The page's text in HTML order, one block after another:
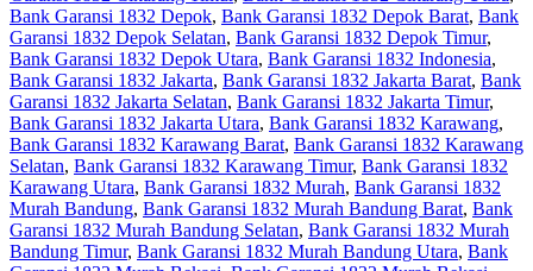
Bank Garansi 1832 Depok, Bank Garansi 1832 Depok Barat, Bank
Garansi 1832 Depok Selatan, Bank Garansi 1832 Depok Timur,
Bank Garansi 1832 Depok Utara, Bank Garansi 1832 Indonesia,
Bank Garansi 1832 Jakarta, Bank Garansi 1832 Jakarta Barat, Bank
Garansi 1832 Jakarta Selatan, Bank Garansi 1832 Jakarta Timur,
Bank Garansi 1832 Jakarta Utara, Bank Garansi 1832 Karawang,
Bank Garansi 1832 Karawang Barat, Bank Garansi 1832 Karawang
Selatan, Bank Garansi 1832 Karawang Timur, Bank Garansi 1832
Karawang Utara, Bank Garansi 1832 Murah, Bank Garansi 1832
Murah Bandung, Bank Garansi 1832 Murah Bandung Barat, Bank
Garansi 1832 Murah Bandung Selatan, Bank Garansi 1832 Murah
Bandung Timur, Bank Garansi 1832 Murah Bandung Utara, Bank